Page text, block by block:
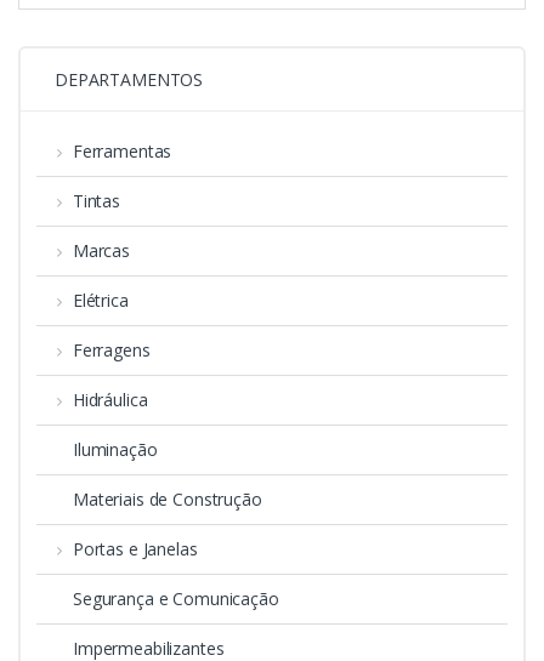
DEPARTAMENTOS
Ferramentas
Tintas
Marcas
Elétrica
Ferragens
Hidráulica
Iluminação
Materiais de Construção
Portas e Janelas
Segurança e Comunicação
Impermeabilizantes